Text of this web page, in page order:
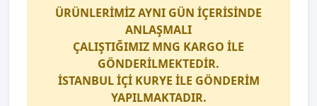
ÜRÜNLERİMİZ AYNI GÜN İÇERİSİNDE
ANLAŞMALI
ÇALIŞTIĞIMIZ MNG KARGO İLE
GÖNDERİLMEKTEDİR.
İSTANBUL İÇİ KURYE İLE GÖNDERİM
YAPILMAKTADIR.